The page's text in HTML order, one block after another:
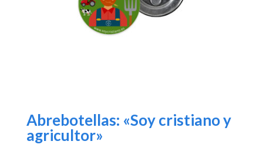
Abrebotellas: «Soy cristiano y
agricultor»